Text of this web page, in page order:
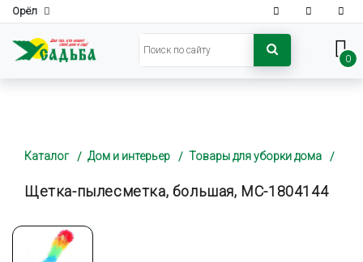
Орёл
0
Каталог Дом и интерьер Товары для уборки дома
Щетка-пылесметка, большая, MC-1804144